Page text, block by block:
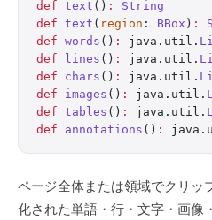
def text () :
String
def text ( region : BBox ) :
def words () : java.util.
def lines () : java.util.
def chars () : java.util.
def images () : java.util.
def tables () : java.util.
def annotations () :
ページ全体または領域でクリッ
化された単語・行・文字・画像